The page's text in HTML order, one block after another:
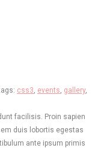
css3 events gallery,
facilisis. Proin sapien
duis lobortis egestas
ante ipsum primis